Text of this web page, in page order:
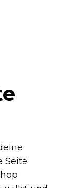
Seite